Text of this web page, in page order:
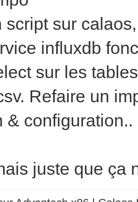
script sur
influxdb
sur les
Refaire un
& configuration..
juste que